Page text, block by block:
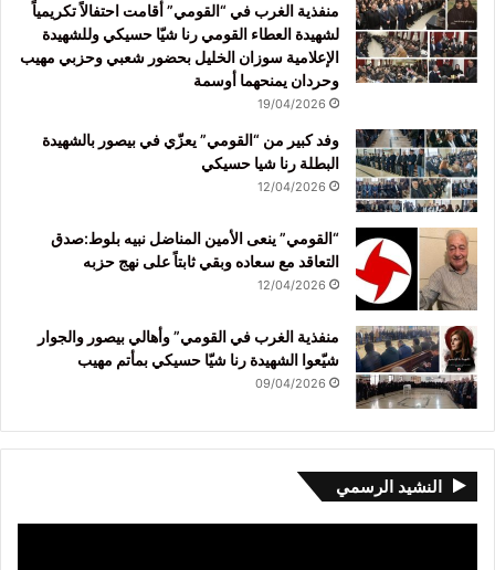
منفذية الغرب في “القومي” أقامت احتفالاً تكريمياً
لشهيدة العطاء القومي رنا شيّا حسيكي وللشهيدة
الإعلامية سوزان الخليل بحضور شعبي وحزبي مهيب
وحردان يمنحهما أوسمة
19/04/2026
وفد كبير من “القومي” يعزّي في بيصور بالشهيدة
البطلة رنا شيا حسيكي
12/04/2026
“القومي” ينعى الأمين المناضل نبيه بلوط:صدق
التعاقد مع سعاده وبقي ثابتاً على نهج حزبه
12/04/2026
منفذية الغرب في القومي” وأهالي بيصور والجوار
شيّعوا الشهيدة رنا شيّا حسيكي بمأتم مهيب
09/04/2026
النشيد الرسمي